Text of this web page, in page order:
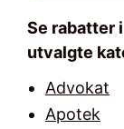
Se rabatter i
utvalgte
Advokat
Apotek